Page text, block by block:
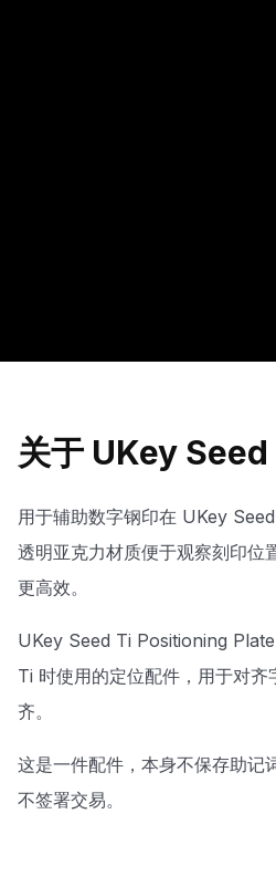
关于 UKey Seed
用于辅助数字钢印在 UKey
透明亚克力材质便于观察刻印位
更高效。
UKey Seed Ti Positioning
Ti 时使用的定位配件，用于对齐
齐。
这是一件配件，本身不保存助记
不签署交易。